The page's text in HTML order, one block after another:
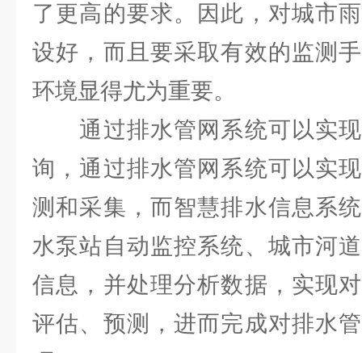
了更高的要求。因此，对城市
设好，而且要采取有效的监测
环境显得尤为重要。
通过排水管网系统可以实现
询，通过排水管网系统可以实
测和采集，而智慧排水信息系
水泵站自动监控系统、城市河
信息，并处理分析数据，实现
评估、预测，进而完成对排水